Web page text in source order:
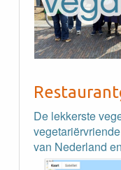
De lekkerste
van Nederland